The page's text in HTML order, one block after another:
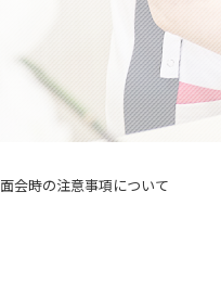
面会時の注意事項について